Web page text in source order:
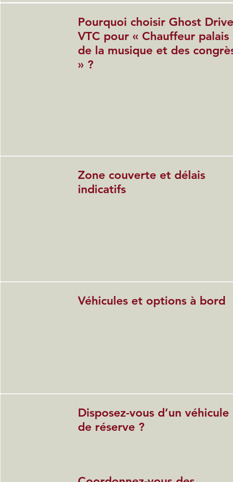
Pourquoi choisir Ghost
VTC pour « Chauffeur palais
de la musique et des
» ?
Zone couverte et délais
indicatifs
Véhicules et options à bord
Disposez-vous d’un véhicule
de réserve ?